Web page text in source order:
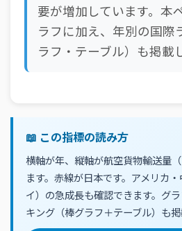
要が増加しています。本
ラフに加え、年別の国際
ラフ・テーブル）も掲載
📖 この指標の読み方
横軸が年、縦軸が航空貨物輸送量
ます。赤線が日本です。アメリカ
イ）の急成長も確認できます。グ
キング（棒グラフ＋テーブル）も掲